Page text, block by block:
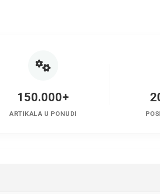
150.000+
ARTIKALA U PONUDI